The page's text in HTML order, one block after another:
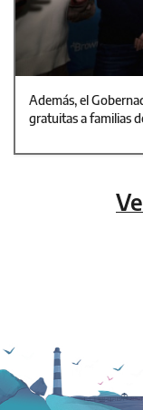
Además, el
gratuitas a familias